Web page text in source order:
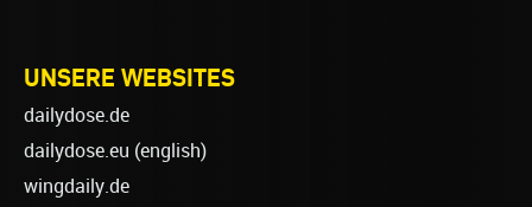
UNSERE WEBSITES
dailydose.de
dailydose.eu (english)
wingdaily.de